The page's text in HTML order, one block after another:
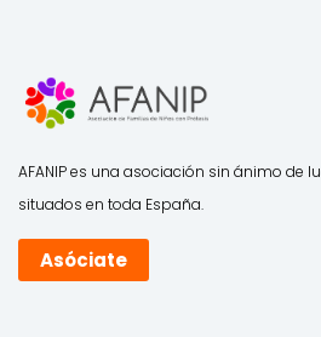
AFANIP es una asociación sin ánimo de
situados en toda España.
Asóciate